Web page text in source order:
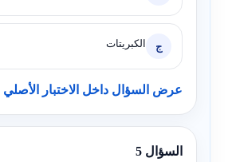
ج الكبريتات
عرض السؤال داخل الاختبار الأصلي
السؤال 5